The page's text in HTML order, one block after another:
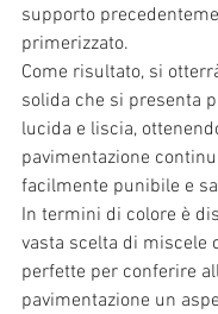
supporto
primerizzato.
Come risultato, si
solida che si presenta
lucida e liscia,
pavimentazione
facilmente punibile e
In termini di colore è
vasta scelta di miscele
perfette per conferire
pavimentazione un